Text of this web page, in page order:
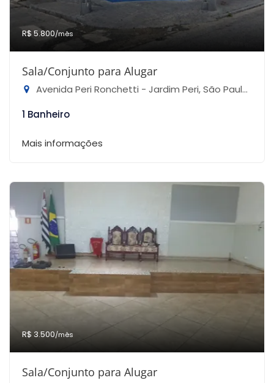
R$ 5.800/mês
Sala/Conjunto para Alugar
Avenida Peri Ronchetti - Jardim Peri, São Paulo-SP
1 Banheiro
Mais informações
R$ 3.500/mês
Sala/Conjunto para Alugar